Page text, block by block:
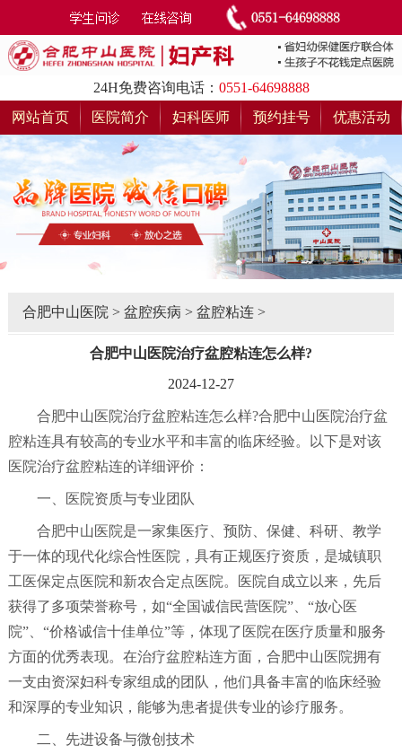
24H免费咨询电话： 0551-64698888
网站首页
医院简介 妇科医师 预约挂号 优惠活动
合肥中山医院 > 盆腔疾病 > 盆腔粘连>
合肥中山医院治疗盆腔粘连怎么样?
2024-12-27
合肥中山医院治疗盆腔粘连怎么样?合肥中山医院治疗盆
腔粘连具有较高的专业水平和丰富的临床经验。以下是对该
医院治疗盆腔粘连的详细评价：
一、医院资质与专业团队
合肥中山医院是一家集医疗、预防、保健、科研、教学
于一体的现代化综合性医院，具有正规医疗资质，是城镇职
工医保定点医院和新农合定点医院。医院自成立以来，先后
获得了多项荣誉称号，如“全国诚信民营医院”、“放心医
院”、“价格诚信十佳单位”等，体现了医院在医疗质量和服务
方面的优秀表现。在治疗盆腔粘连方面，合肥中山医院拥有
一支由资深妇科专家组成的团队，他们具备丰富的临床经验
和深厚的专业知识，能够为患者提供专业的诊疗服务。
二、先进设备与微创技术